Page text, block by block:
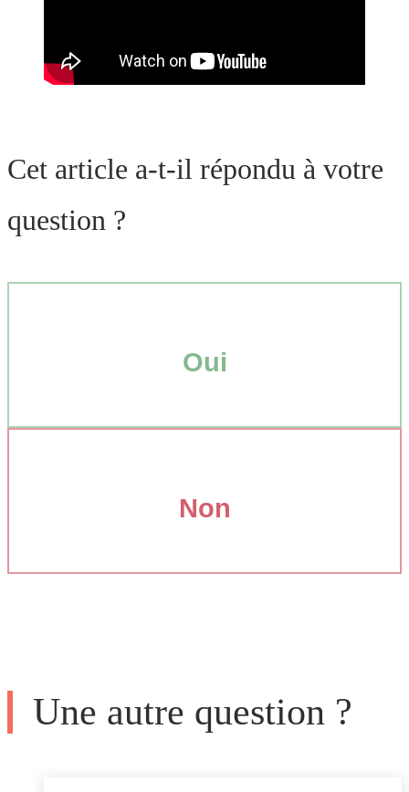
Cet article a-t-il répondu à votre
question ?
Oui
Non
Une autre question ?